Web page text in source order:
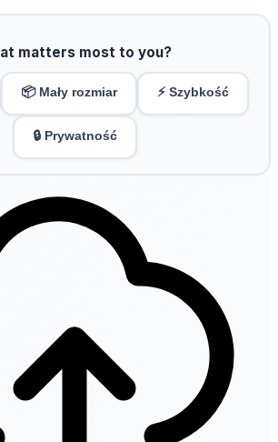
matters most to you?
📦 Mały rozmiar ⚡ Szybkość
🔒 Prywatność